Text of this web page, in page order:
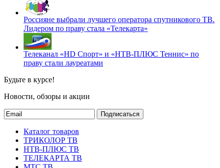
Россияне выбрали лучшего оператора спутникового ТВ.
Лидером по праву стала «Телекарта»
Телеканал «HD Спорт» и «НТВ-ПЛЮС Теннис» по
праву стали лауреатами
Будьте в курсе!
Новости, обзоры и акции
Подписаться
Каталог товаров
ТРИКОЛОР ТВ
НТВ-ПЛЮС ТВ
ТЕЛЕКАРТА ТВ